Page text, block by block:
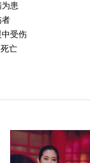
患
者
受伤
亡